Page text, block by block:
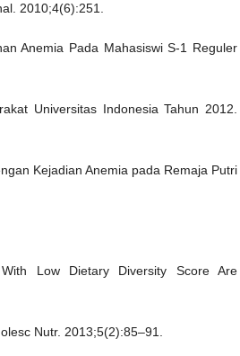
2010;4(6):251.
Anemia Pada Mahasiswi S-1 Reguler
Universitas Indonesia Tahun 2012.
Kejadian Anemia pada Remaja Putri
Low Dietary Diversity Score Are
Nutr. 2013;5(2):85–91.